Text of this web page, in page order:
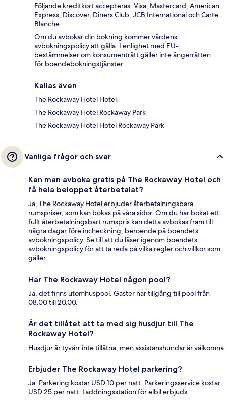
Följande kreditkort accepteras: Visa, Mastercard, American
Express, Discover, Diners Club, JCB International och Carte
Blanche.
Om du avbokar din bokning kommer värdens
avbokningspolicy att gälla. I enlighet med EU-
bestämmelser om konsumenträtt gäller inte ångerrätten
för boendebokningstjänster.
Kallas även
The Rockaway Hotel Hotel
The Rockaway Hotel Rockaway Park
The Rockaway Hotel Hotel Rockaway Park
Vanliga frågor och svar
Kan man avboka gratis på The Rockaway Hotel och
få hela beloppet återbetalat?
Ja, The Rockaway Hotel erbjuder återbetalningsbara
rumspriser, som kan bokas på våra sidor. Om du har bokat ett
fullt återbetalningsbart rumspris kan detta avbokas fram till
några dagar före incheckning, beroende på boendets
avbokningspolicy. Se till att du läser igenom boendets
avbokningspolicy för att ta reda på vilka regler och villkor som
gäller.
Har The Rockaway Hotel någon pool?
Ja, det finns utomhuspool. Gäster har tillgång till pool från
08.00 till 20.00.
Är det tillåtet att ta med sig husdjur till The
Rockaway Hotel?
Husdjur är tyvärr inte tillåtna, men assistanshundar är välkomna.
Erbjuder The Rockaway Hotel parkering?
Ja. Parkering kostar USD 10 per natt. Parkeringsservice kostar
USD 25 per natt. Laddningsstation för elbil erbjuds.